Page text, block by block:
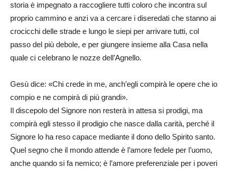
storia è impegnato a raccogliere tutti coloro che incontra sul
proprio cammino e anzi va a cercare i diseredati che stanno ai
crocicchi delle strade e lungo le siepi per arrivare tutti, col
passo del più debole, e per giungere insieme alla Casa nella
quale ci celebrano le nozze dell’Agnello.
Gesù dice: «Chi crede in me, anch’egli compirà le opere che io
compio e ne compirà di più grandi».
Il discepolo del Signore non resterà in attesa si prodigi, ma
compirà egli stesso il prodigio che nasce dalla carità, perché il
Signore lo ha reso capace mediante il dono dello Spirito santo.
Quel segno che il mondo attende è l’amore fedele per l’uomo,
anche quando si fa nemico; è l’amore preferenziale per i poveri